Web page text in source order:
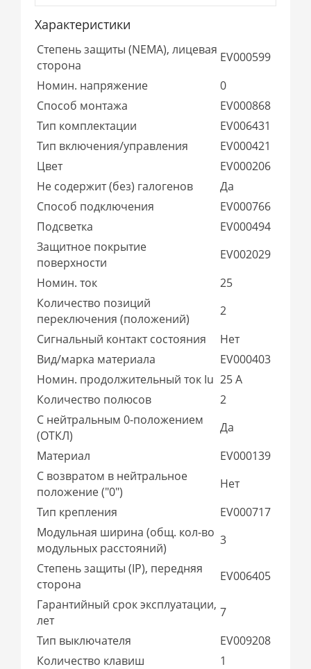
Характеристики
Степень защиты (NEMA), лицевая
сторона
EV000599
Номин. напряжение
0
Способ монтажа
EV000868
Тип комплектации
EV006431
Тип включения/управления
EV000421
Цвет
EV000206
Не содержит (без) галогенов
Да
Способ подключения
EV000766
Подсветка
EV000494
Защитное покрытие
поверхности
EV002029
Номин. ток
25
Количество позиций
переключения (положений)
2
Сигнальный контакт состояния
Нет
Вид/марка материала
EV000403
Номин. продолжительный ток Iu 25 А
Количество полюсов
2
С нейтральным 0-положением
(ОТКЛ)
Да
Материал
EV000139
С возвратом в нейтральное
положение ("0")
Нет
Тип крепления
EV000717
Модульная ширина (общ. кол-во
модульных расстояний)
3
Степень защиты (IP), передняя
сторона
EV006405
Гарантийный срок эксплуатации,
лет
7
Тип выключателя
EV009208
Количество клавиш
1